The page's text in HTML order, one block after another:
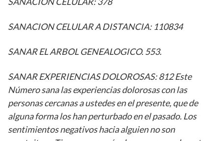
SANACION CELULAR A DISTANCIA: 110834
SANAR EL ARBOL GENEALOGICO. 553.
SANAR EXPERIENCIAS DOLOROSAS: 812 Este
Número sana las experiencias dolorosas con las
personas cercanas a ustedes en el presente, que de
alguna forma los han perturbado en el pasado. Los
sentimientos negativos hacia alguien no son